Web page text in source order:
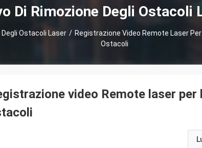
Di Rimozione Degli Ostacoli
Ostacoli Laser / Registrazione Video Remote Laser
Ostacoli
video Remote laser